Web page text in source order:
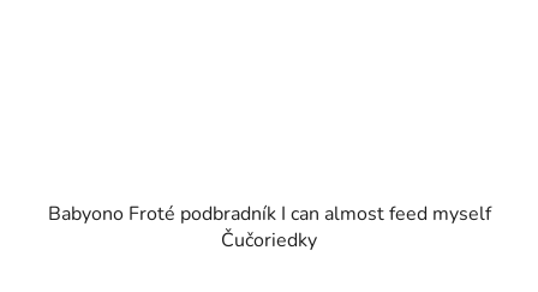
Babyono Froté podbradník I can almost feed myself
Čučoriedky